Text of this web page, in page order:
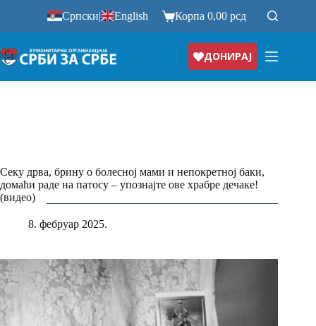
Српски| English Корпа0,00рсд
ДОНИРАЈ
Секу дрва, брину о болесној мами и непокретној баки,
домаћи раде на патосу – упознајте ове храбре дечаке!
(видео)
8. фебруар 2025.